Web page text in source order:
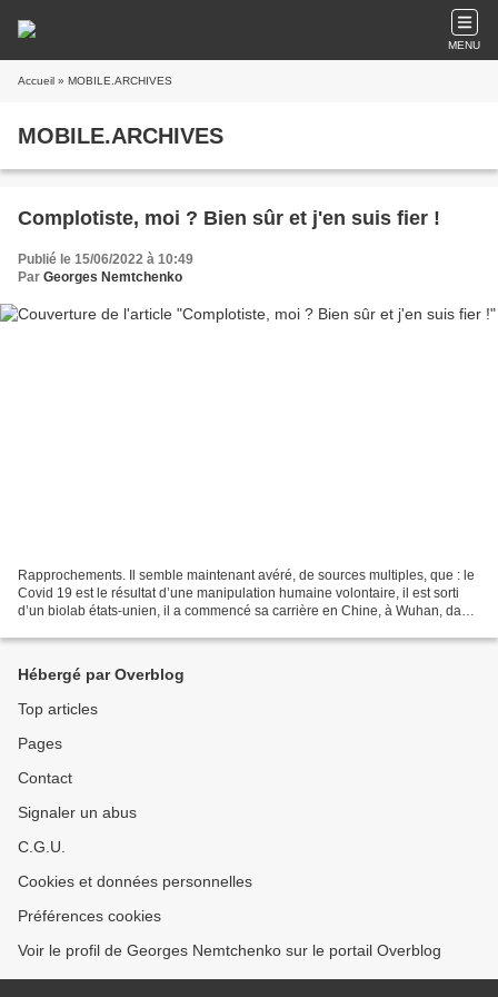
MENU
Accueil » MOBILE.ARCHIVES
MOBILE.ARCHIVES
Complotiste, moi ? Bien sûr et j'en suis fier !
Publié le 15/06/2022 à 10:49
Par Georges Nemtchenko
Rapprochements. Il semble maintenant avéré, de sources multiples, que : le
Covid 19 est le résultat d’une manipulation humaine volontaire, il est sorti
d’un biolab états-unien, il a commencé sa carrière en Chine, à Wuhan, dans
Hébergé par Overblog
Top articles
Pages
Contact
Signaler un abus
C.G.U.
Cookies et données personnelles
Préférences cookies
Voir le profil de Georges Nemtchenko sur le portail Overblog